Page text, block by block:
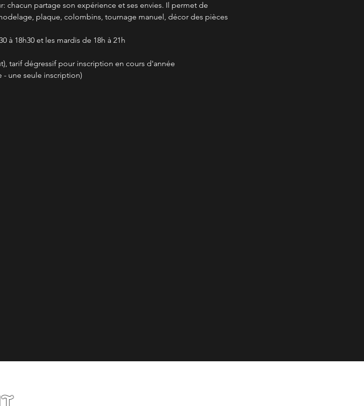
chacun partage son expérience et ses envies. Il permet de
plaque, colombins, tournage manuel, décor des pièces
à 18h30 et les mardis de 18h à 21h
tarif dégressif pour inscription en cours d'année
- une seule inscription)